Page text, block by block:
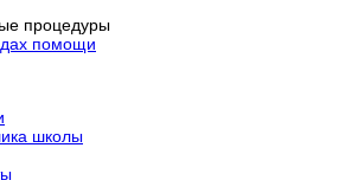
процедуры
помощи
школы